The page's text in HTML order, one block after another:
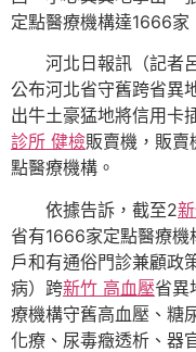
定點醫療機構達1666家
河北日報訊（記者
公布河北省守舊跨省異
出牛土豪猛地將信用卡
診所 健檢販賣機，販賣
點醫療機構。
依據告訴，截至2
省有1666家定點醫療
戶和有通俗門診兼顧政
病）跨新竹 高血壓省異
療機構守舊高血壓、糖
化療、尿毒癥透析、器